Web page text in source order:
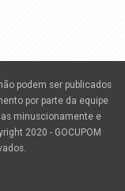
podem ser publicados
por parte da equipe
minuscionamente e
2020 - GOCUPOM